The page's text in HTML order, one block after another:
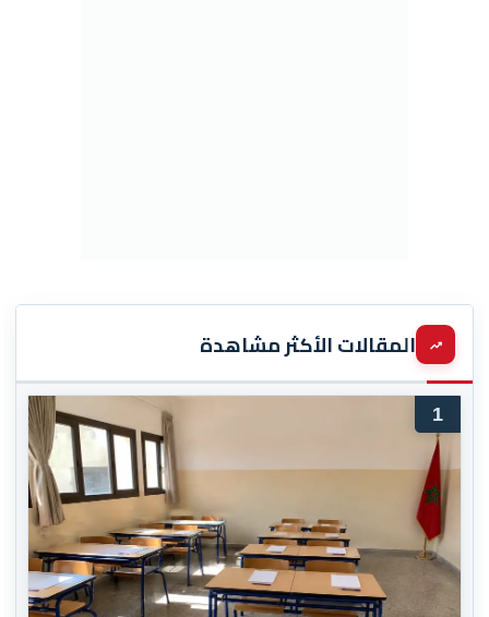
المقالات الأكثر مشاهدة
1